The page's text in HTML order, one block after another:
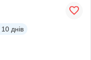
10 днів